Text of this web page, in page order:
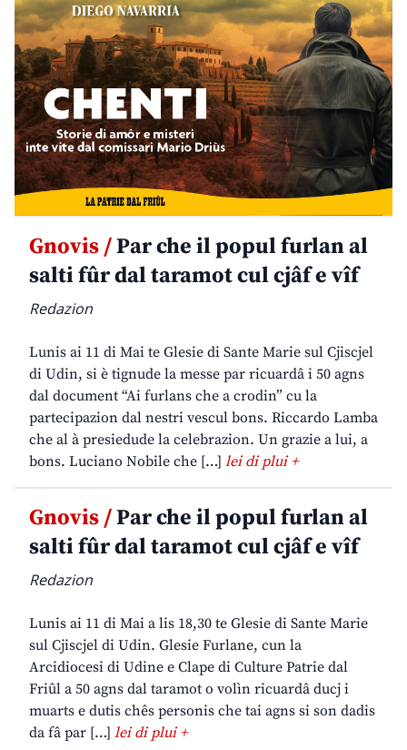
Gnovis /Par che il popul furlan al
salti fûr dal taramot cul cjâf e vîf
Redazion
Lunis ai 11 di Mai te Glesie di Sante Marie sul Cjiscjel
di Udin, si è tignude la messe par ricuardâ i 50 agns
dal document “Ai furlans che a crodin” cu la
partecipazion dal nestri vescul bons. Riccardo Lamba
che al à presiedude la celebrazion. Un grazie a lui, a
bons. Luciano Nobile che […] lei di plui +
Gnovis /Par che il popul furlan al
salti fûr dal taramot cul cjâf e vîf
Redazion
Lunis ai 11 di Mai a lis 18,30 te Glesie di Sante Marie
sul Cjiscjel di Udin. Glesie Furlane, cun la
Arcidiocesi di Udine e Clape di Culture Patrie dal
Friûl a 50 agns dal taramot o volìn ricuardâ ducj i
muarts e dutis chês personis che tai agns si son dadis
da fâ par […] lei di plui +